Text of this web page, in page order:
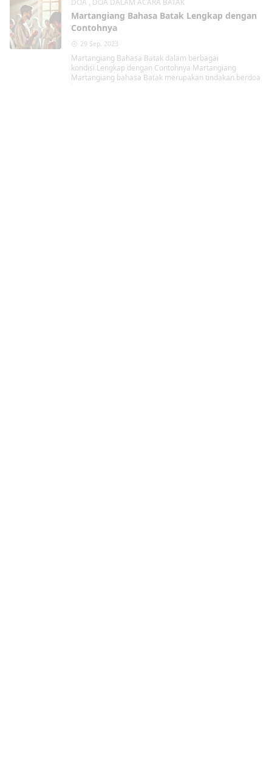
DOA , DOA DALAM ACARA BATAK
Martangiang Bahasa Batak Lengkap dengan
Contohnya
29 Sep, 2023
Martangiang Bahasa Batak dalam berbagai
kondisi Lengkap dengan Contohnya Martangiang
Martangiang bahasa Batak merupakan tindakan berdoa
kepa...